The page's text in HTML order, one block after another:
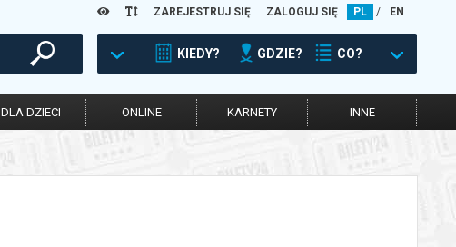
ZAREJESTRUJ SIĘ ZALOGUJ SIĘ PL / EN
KIEDY? GDZIE? CO?
DLA DZIECI ONLINE KARNETY INNE